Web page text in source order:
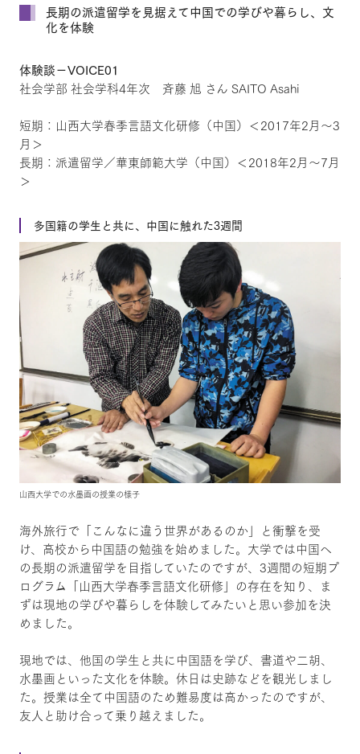
長期の派遣留学を見据えて中国での学びや暮らし、文
化を体験
体験談－VOICE01
社会学部 社会学科4年次 斉藤 旭 さん SAITO Asahi
短期：山西大学春季言語文化研修（中国）＜2017年2月～3
月＞
長期：派遣留学／華東師範大学（中国）＜2018年2月～7月
＞
多国籍の学生と共に、中国に触れた3週間
山西大学での水墨画の授業の様子
海外旅行で「こんなに違う世界があるのか」と衝撃を受
け、高校から中国語の勉強を始めました。大学では中国へ
の長期の派遣留学を目指していたのですが、3週間の短期プ
ログラム「山西大学春季言語文化研修」の存在を知り、ま
ずは現地の学びや暮らしを体験してみたいと思い参加を決
めました。
現地では、他国の学生と共に中国語を学び、書道や二胡、
水墨画といった文化を体験。休日は史跡などを観光しまし
た。授業は全て中国語のため難易度は高かったのですが、
友人と助け合って乗り越えました。